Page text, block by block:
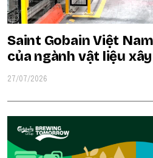
Saint Gobain Việt
của ngành vật liệu
27/07/2026